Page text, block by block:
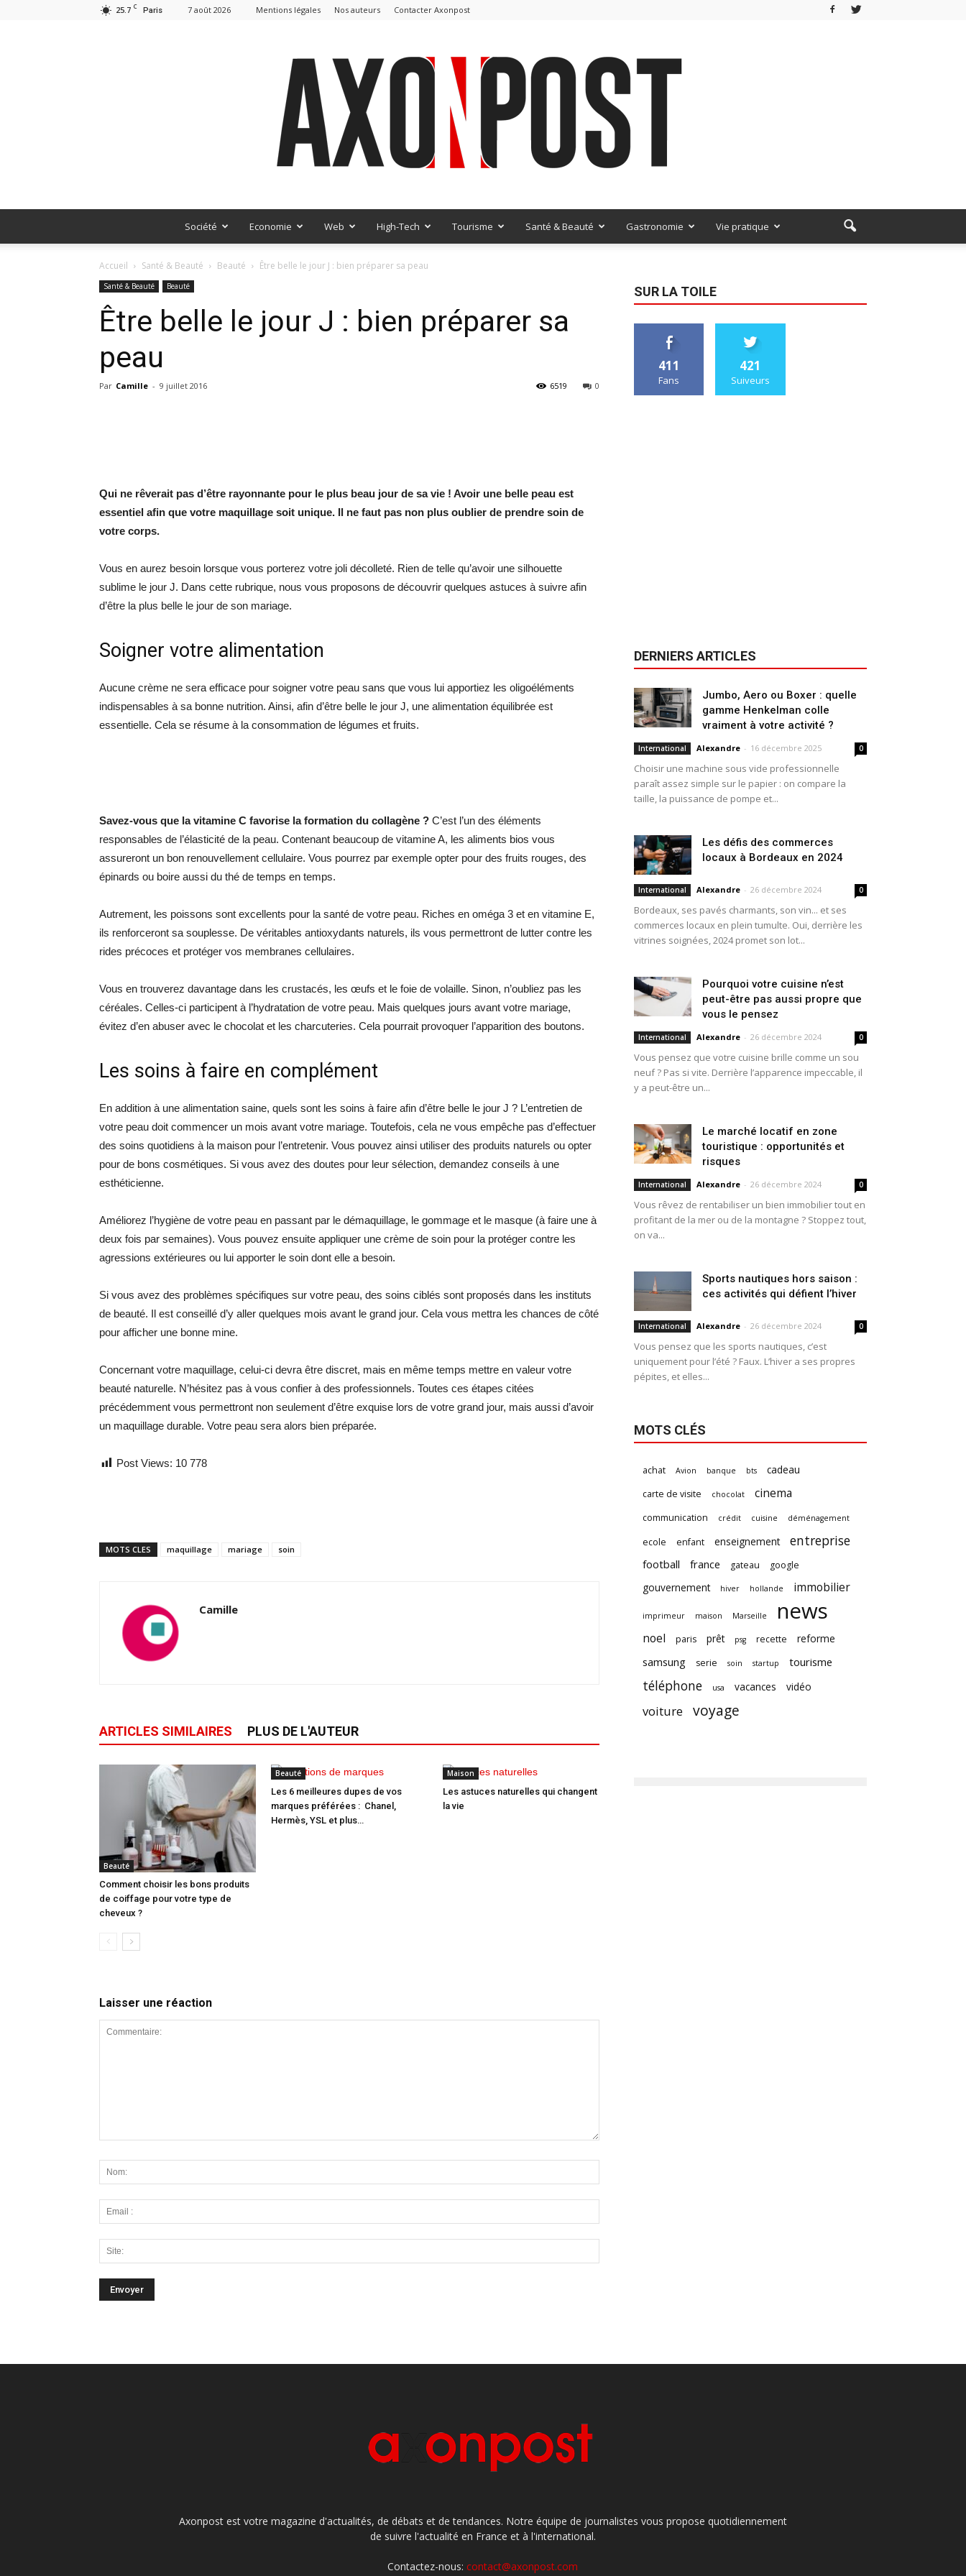
25.7 C Paris 7 août 2026 Mentions légales Nos auteurs Contacter Axonpost
Société Economie Web High-Tech Tourisme Santé & Beauté Gastronomie Vie pratique
Accueil Santé & Beauté Beauté Être belle le jour J : bien préparer sa peau
Santé & Beauté Beauté
Être belle le jour J : bien préparer sa
peau
Par Camille - 9 juillet 2016 0
6519
Qui ne rêverait pas d’être rayonnante pour le plus beau jour de sa vie ! Avoir une belle peau est
essentiel afin que votre maquillage soit unique. Il ne faut pas non plus oublier de prendre soin de
votre corps.
Vous en aurez besoin lorsque vous porterez votre joli décolleté. Rien de telle qu’avoir une silhouette
sublime le jour J. Dans cette rubrique, nous vous proposons de découvrir quelques astuces à suivre afin
d’être la plus belle le jour de son mariage.
Soigner votre alimentation
Aucune crème ne sera efficace pour soigner votre peau sans que vous lui apportiez les oligoéléments
indispensables à sa bonne nutrition. Ainsi, afin d’être belle le jour J, une alimentation équilibrée est
essentielle. Cela se résume à la consommation de légumes et fruits.
Savez-vous que la vitamine C favorise la formation du collagène ? C’est l’un des éléments
responsables de l’élasticité de la peau. Contenant beaucoup de vitamine A, les aliments bios vous
assureront un bon renouvellement cellulaire. Vous pourrez par exemple opter pour des fruits rouges, des
épinards ou boire aussi du thé de temps en temps.
Autrement, les poissons sont excellents pour la santé de votre peau. Riches en oméga 3 et en vitamine E,
ils renforceront sa souplesse. De véritables antioxydants naturels, ils vous permettront de lutter contre les
rides précoces et protéger vos membranes cellulaires.
Vous en trouverez davantage dans les crustacés, les œufs et le foie de volaille. Sinon, n’oubliez pas les
céréales. Celles-ci participent à l’hydratation de votre peau. Mais quelques jours avant votre mariage,
évitez d’en abuser avec le chocolat et les charcuteries. Cela pourrait provoquer l’apparition des boutons.
Les soins à faire en complément
En addition à une alimentation saine, quels sont les soins à faire afin d’être belle le jour J ? L’entretien de
votre peau doit commencer un mois avant votre mariage. Toutefois, cela ne vous empêche pas d’effectuer
des soins quotidiens à la maison pour l’entretenir. Vous pouvez ainsi utiliser des produits naturels ou opter
pour de bons cosmétiques. Si vous avez des doutes pour leur sélection, demandez conseils à une
esthéticienne.
Améliorez l’hygiène de votre peau en passant par le démaquillage, le gommage et le masque (à faire une à
deux fois par semaines). Vous pouvez ensuite appliquer une crème de soin pour la protéger contre les
agressions extérieures ou lui apporter le soin dont elle a besoin.
Si vous avez des problèmes spécifiques sur votre peau, des soins ciblés sont proposés dans les instituts
de beauté. Il est conseillé d’y aller quelques mois avant le grand jour. Cela vous mettra les chances de côté
pour afficher une bonne mine.
Concernant votre maquillage, celui-ci devra être discret, mais en même temps mettre en valeur votre
beauté naturelle. N’hésitez pas à vous confier à des professionnels. Toutes ces étapes citées
précédemment vous permettront non seulement d’être exquise lors de votre grand jour, mais aussi d’avoir
un maquillage durable. Votre peau sera alors bien préparée.
Post Views: 10 778
MOTS CLES maquillage mariage soin
Camille
ARTICLES SIMILAIRES PLUS DE L'AUTEUR
Beauté
Comment choisir les bons produits
de coiffage pour votre type de
cheveux ?
Beauté
Les 6 meilleures dupes de vos
marques préférées : Chanel,
Hermès, YSL et plus…
Maison
Les astuces naturelles qui changent
la vie
Laisser une réaction
SUR LA TOILE
411
Fans
421
Suiveurs
DERNIERS ARTICLES
Jumbo, Aero ou Boxer : quelle
gamme Henkelman colle
vraiment à votre activité ?
International Alexandre - 16 décembre 2025 0
Choisir une machine sous vide professionnelle
paraît assez simple sur le papier : on compare la
taille, la puissance de pompe et...
Les défis des commerces
locaux à Bordeaux en 2024
International Alexandre - 26 décembre 2024 0
Bordeaux, ses pavés charmants, son vin... et ses
commerces locaux en plein tumulte. Oui, derrière les
vitrines soignées, 2024 promet son lot...
Pourquoi votre cuisine n’est
peut-être pas aussi propre que
vous le pensez
International Alexandre - 26 décembre 2024 0
Vous pensez que votre cuisine brille comme un sou
neuf ? Pas si vite. Derrière l’apparence impeccable, il
y a peut-être un...
Le marché locatif en zone
touristique : opportunités et
risques
International Alexandre - 26 décembre 2024 0
Vous rêvez de rentabiliser un bien immobilier tout en
profitant de la mer ou de la montagne ? Stoppez tout,
on va...
Sports nautiques hors saison :
ces activités qui défient l’hiver
International Alexandre - 26 décembre 2024 0
Vous pensez que les sports nautiques, c’est
uniquement pour l’été ? Faux. L’hiver a ses propres
pépites, et elles...
MOTS CLÉS
achat Avion banque bts cadeau
carte de visite chocolat cinema
communication crédit cuisine déménagement
ecole enfant enseignement entreprise
football france gateau google
gouvernement hiver hollande immobilier
imprimeur maison Marseille news
noel paris prêt psg recette reforme
samsung serie soin startup tourisme
téléphone usa vacances vidéo
voiture voyage
Axonpost est votre magazine d'actualités, de débats et de tendances. Notre équipe de journalistes vous propose quotidiennement
de suivre l'actualité en France et à l'international.
Contactez-nous:contact@axonpost.com